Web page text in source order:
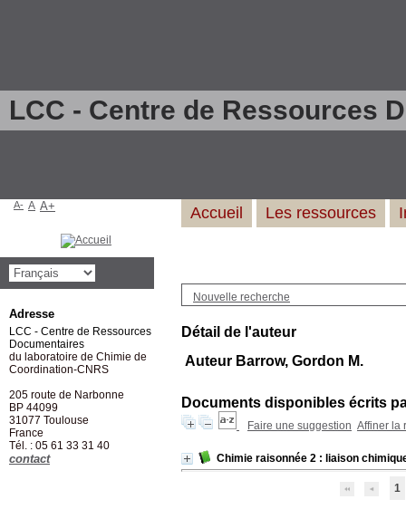
LCC - Centre de Ressources
Nouvelle recherche
Détail de l'auteur
Auteur Barrow, Gordon M.
Documents disponibles écrits
Faire une suggestion Affiner la
Chimie raisonnée 2 : liaison
1
Accueil Les ressources
A- A A+
Adresse
LCC - Centre de Ressources
Documentaires
du laboratoire de Chimie de
Coordination-CNRS
205 route de Narbonne
BP 44099
31077 Toulouse
France
Tél. : 05 61 33 31 40
contact